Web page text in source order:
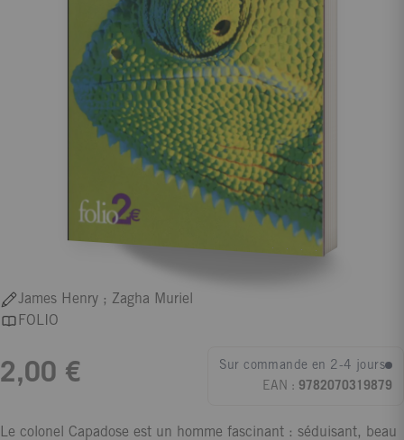
James Henry ; Zagha Muriel
FOLIO
2,00 €
Sur commande en 2-4 jours
EAN : 9782070319879
Le colonel Capadose est un homme fascinant : séduisant, beau